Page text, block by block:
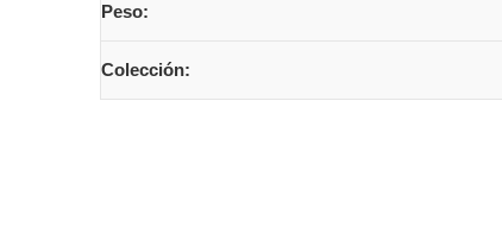
Peso:
Colección: